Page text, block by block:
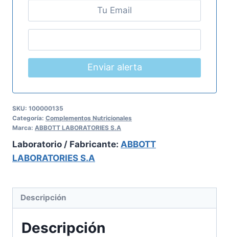
Enviar alerta
SKU: 100000135
Categoría: Complementos Nutricionales
Marca: ABBOTT LABORATORIES S.A
Laboratorio / Fabricante: ABBOTT
LABORATORIES S.A
Descripción
Descripción